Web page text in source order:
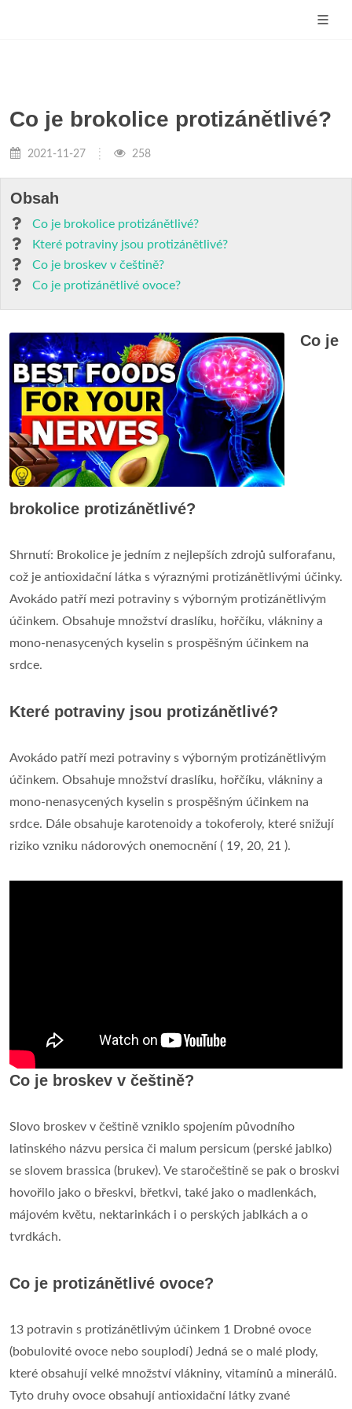
Co je brokolice protizánětlivé?
2021-11-27 258
Obsah
Co je brokolice protizánětlivé?
Které potraviny jsou protizánětlivé?
Co je broskev v češtině?
Co je protizánětlivé ovoce?
Co je
brokolice protizánětlivé?
Shrnutí: Brokolice je jedním z nejlepších zdrojů sulforafanu,
což je antioxidační látka s výraznými protizánětlivými účinky.
Avokádo patří mezi potraviny s výborným protizánětlivým
účinkem. Obsahuje množství draslíku, hořčíku, vlákniny a
mono-nenasycených kyselin s prospěšným účinkem na
srdce.
Které potraviny jsou protizánětlivé?
Avokádo patří mezi potraviny s výborným protizánětlivým
účinkem. Obsahuje množství draslíku, hořčíku, vlákniny a
mono-nenasycených kyselin s prospěšným účinkem na
srdce. Dále obsahuje karotenoidy a tokoferoly, které snižují
riziko vzniku nádorových onemocnění ( 19, 20, 21 ).
Co je broskev v češtině?
Slovo broskev v češtině vzniklo spojením původního
latinského názvu persica či malum persicum (perské jablko)
se slovem brassica (brukev). Ve staročeštině se pak o broskvi
hovořilo jako o břeskvi, břetkvi, také jako o madlenkách,
májovém květu, nektarinkách i o perských jablkách a o
tvrdkách.
Co je protizánětlivé ovoce?
13 potravin s protizánětlivým účinkem 1 Drobné ovoce
(bobulovité ovoce nebo souplodí) Jedná se o malé plody,
které obsahují velké množství vlákniny, vitamínů a minerálů.
Tyto druhy ovoce obsahují antioxidační látky zvané